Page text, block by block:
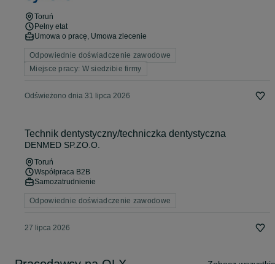
Toruń
Pełny etat
Umowa o pracę, Umowa zlecenie
Odpowiednie doświadczenie zawodowe
Miejsce pracy: W siedzibie firmy
Odświeżono dnia 31 lipca 2026
Technik dentystyczny/techniczka dentystyczna
DENMED SP.ZO.O.
Toruń
Współpraca B2B
Samozatrudnienie
Odpowiednie doświadczenie zawodowe
27 lipca 2026